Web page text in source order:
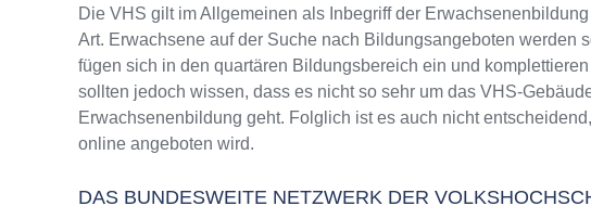
Die VHS gilt im Allgemeinen als Inbegriff der
Art. Erwachsene auf der Suche nach Bildungsangeboten werden
fügen sich in den quartären Bildungsbereich ein und
sollten jedoch wissen, dass es nicht so sehr um das VHS-
Erwachsenenbildung geht. Folglich ist es auch nicht
online angeboten wird.
DAS BUNDESWEITE NETZWERK DER